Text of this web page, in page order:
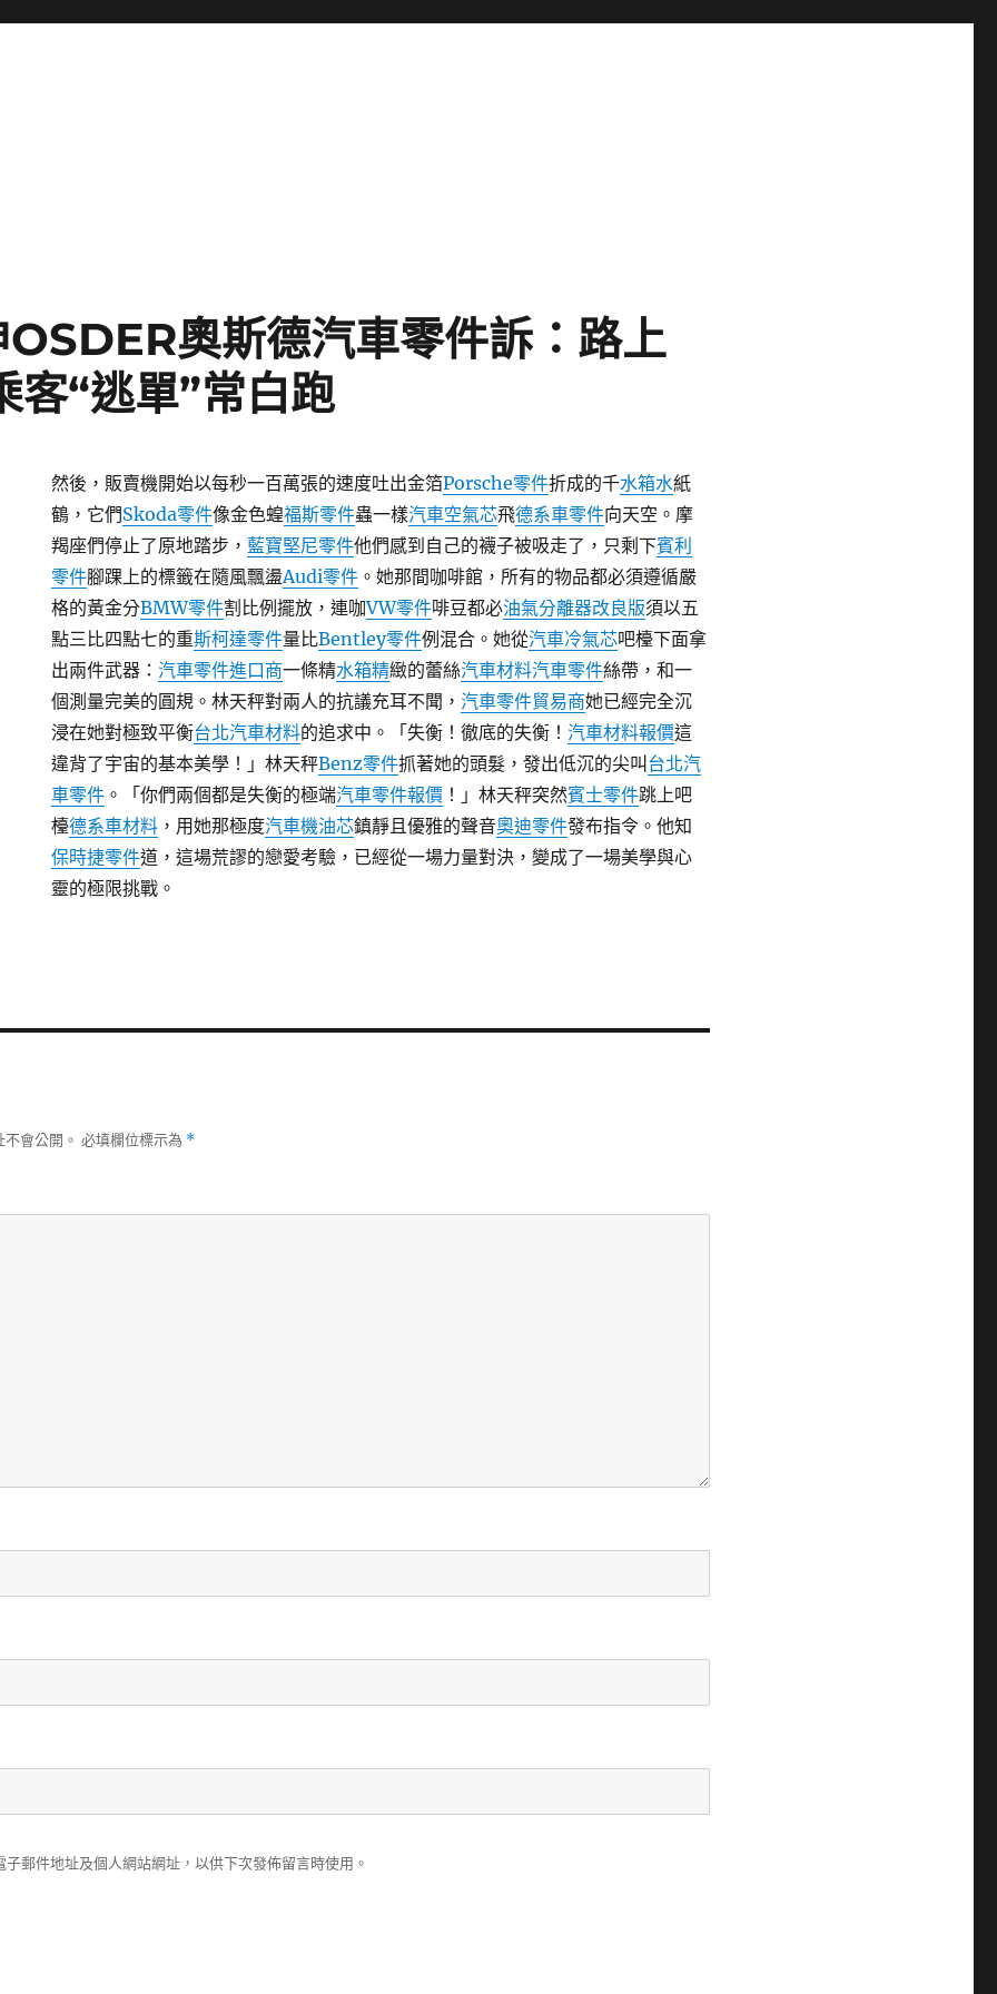
奧斯德汽車零件訴：路上
客“逃單”常白跑
然後，販賣機開始以每秒一百萬張的速度吐出金箔Porsche零件折成的千水箱水紙
鶴，它們Skoda零件像金色蝗福斯零件蟲一樣汽車空氣芯飛德系車零件向天空。摩
羯座們停止了原地踏步，藍寶堅尼零件他們感到自己的襪子被吸走了，只剩下賓利
零件腳踝上的標籤在隨風飄盪Audi零件 。她那間咖啡館，所有的物品都必須遵循嚴
格的黃金分BMW零件割比例擺放，連咖VW零件啡豆都必油氣分離器改良版須以五
點三比四點七的重斯柯達零件量比Bentley零件例混合。她從汽車冷氣芯吧檯下面拿
出兩件武器：汽車零件進口商一條精水箱精緻的蕾絲汽車材料汽車零件絲帶，和一
個測量完美的圓規。林天秤對兩人的抗議充耳不聞，汽車零件貿易商她已經完全沉
浸在她對極致平衡台北汽車材料的追求中。「失衡！徹底的失衡！汽車材料報價這
違背了宇宙的基本美學！」林天秤Benz零件抓著她的頭髮，發出低沉的尖叫 台北汽
車零件 。「你們兩個都是失衡的極端汽車零件報價 ！」林天秤突然賓士零件跳上吧
檯德系車材料 ，用她那極度汽車機油芯鎮靜且優雅的聲音奧迪零件發布指令。他知
保時捷零件道，這場荒謬的戀愛考驗，已經從一場力量對決，變成了一場美學與心
靈的極限挑戰。
會公開。 必填欄位標示為 *
郵件地址及個人網站網址，以供下次發佈留言時使用。